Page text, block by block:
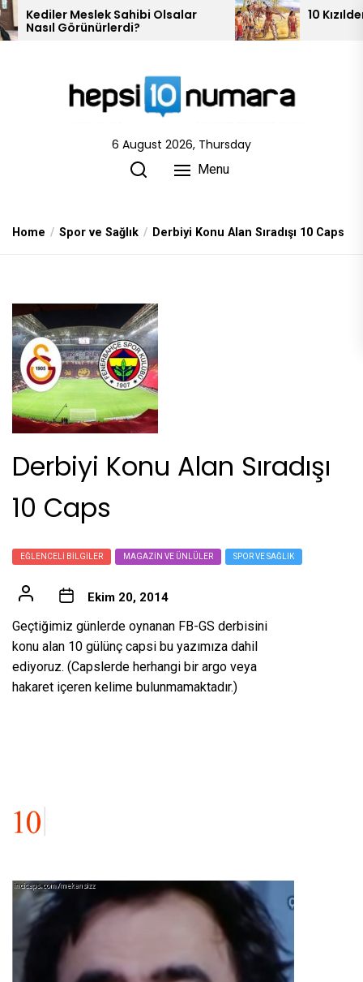
Skip
to
10 Kızılderili Kabilesi
6 August 2026, Thursday
Menu
Home Spor ve Sağlık Derbiyi Konu Alan Sıradışı 10 Caps
Derbiyi Konu Alan Sıradışı
10 Caps
EĞLENCELI BILGILER MAGAZIN VE ÜNLÜLER SPOR VE SAĞLIK
Ekim 20, 2014
Geçtiğimiz günlerde oynanan FB-GS derbisini
konu alan 10 gülünç capsi bu yazımıza dahil
ediyoruz. (Capslerde herhangi bir argo veya
hakaret içeren kelime bulunmamaktadır.)